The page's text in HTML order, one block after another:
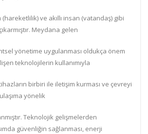
(hareketlilik) ve akıllı insan (vatandaş) gibi
Meydana gelen
yönetime uygulanması oldukça önem
teknolojilerin kullanımıyla
birbiri ile iletişim kurması ve çevreyi
ulaşıma yönelik
Teknolojik gelişmelerden
güvenliğin sağlanması, enerji